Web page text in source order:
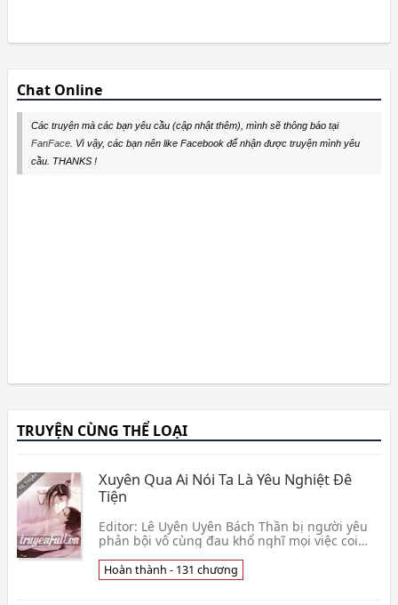
Chat Online
Các truyện mà các bạn yêu cầu (cập nhật thêm), mình sẽ thông báo tại
FanFace. Vì vậy, các bạn nên like Facebook để nhận được truyện mình yêu
cầu. THANKS !
TRUYỆN CÙNG THỂ LOẠI
Xuyên Qua Ai Nói Ta Là Yêu Nghiệt Đê
Tiện
Editor: Lê Uyên Uyên Bách Thần bị người yêu
phản bội vô cùng đau khổ nghĩ mọi việc coi
Nhưng khô👦 Miêu Miêu Miêu Tựu Thị Ngã
Hoàn thành - 131 chương